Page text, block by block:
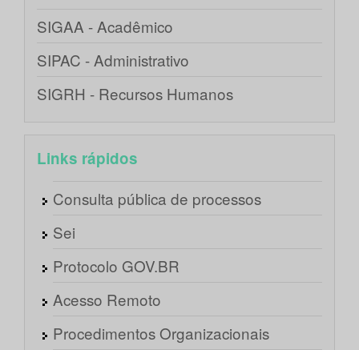
SIGAA - Acadêmico
SIPAC - Administrativo
SIGRH - Recursos Humanos
Links rápidos
Consulta pública de processos
Sei
Protocolo GOV.BR
Acesso Remoto
Procedimentos Organizacionais